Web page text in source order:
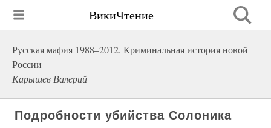
ВикиЧтение
Русская мафия 1988–2012. Криминальная история новой
России
Карышев Валерий
Подробности убийства Солоника